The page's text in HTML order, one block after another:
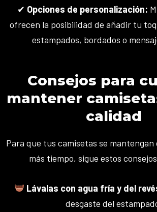
✔ Opciones de personalización:
ofrecen la posibilidad de añadir tu
estampados, bordados o
Consejos para
mantener
calidad
Para que tus camisetas se mantengan
más tiempo, sigue estos
Lávalas con agua fría y del
desgaste del